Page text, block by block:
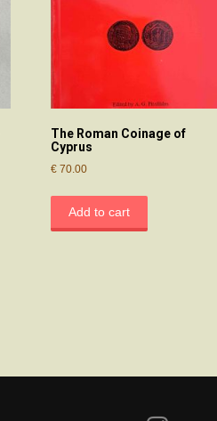
The Roman Coinage of
Cyprus
€70.00
Add to cart